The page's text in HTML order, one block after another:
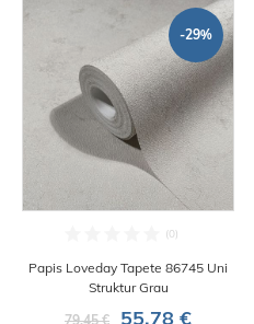
-29%
Papis Loveday Tapete 86745 Uni
Struktur Grau
79,45 €
55,78 €